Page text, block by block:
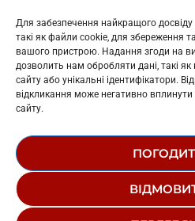
Для забезпечення найкращого досвіду
такі як файли cookie, для збереження
вашого пристрою. Надання згоди на
дозволить нам обробляти дані, такі як
сайту або унікальні ідентифікатори.
відкликання може негативно
сайту.
Косів: L11-01805
Гарасимів: L11-02274
© 1995-2026 РК «ЗАХІДНИЙ
РЕДАКЦІЙНИЙ СТАТУТ